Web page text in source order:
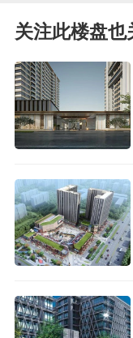
关注此楼盘也